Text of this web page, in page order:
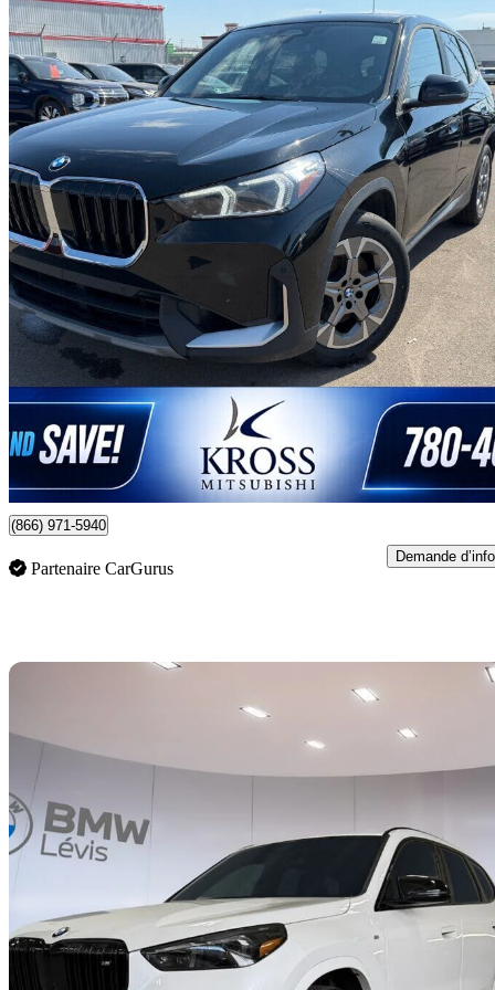
2025 BMW X1
xDrive28i36 140 km
37 428 $ Affaire
657 $/mois env.
(866) 971-5940
Partenaire CarGurus
Demande d’info